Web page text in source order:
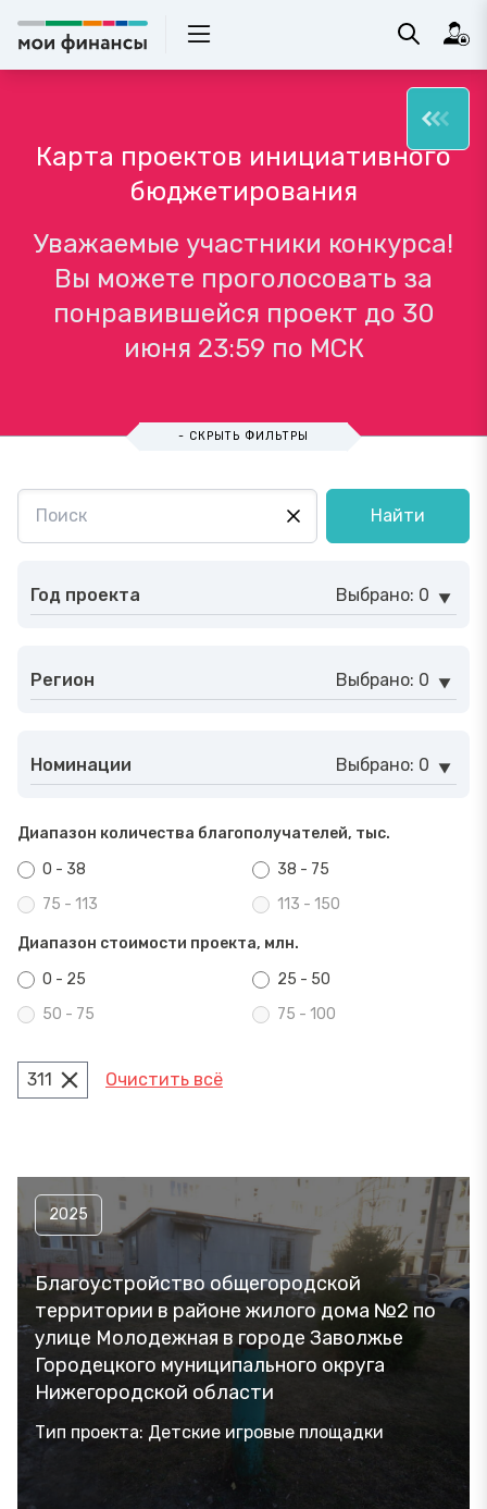
Карта проектов инициативного
бюджетирования
Уважаемые участники конкурса!
Вы можете проголосовать за
понравившейся проект до 30
июня 23:59 по МСК
- СКРЫТЬ ФИЛЬТРЫ
Найти
Год проекта Выбрано: 0
Регион Выбрано: 0
Номинации Выбрано: 0
Диапазон количества благополучателей, тыс.
0 - 38
38 - 75
75 - 113
113 - 150
Диапазон стоимости проекта, млн.
0 - 25
25 - 50
50 - 75
75 - 100
311 Очистить всё
2025
Благоустройство общегородской
территории в районе жилого дома №2 по
улице Молодежная в городе Заволжье
Городецкого муниципального округа
Нижегородской области
Тип проекта: Детские игровые площадки